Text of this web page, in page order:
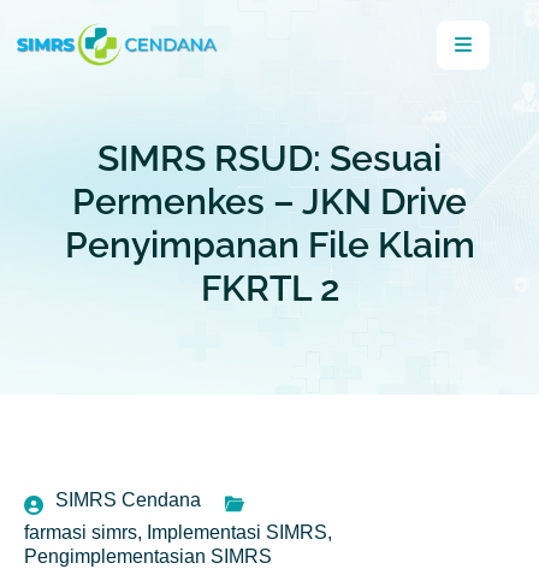
SIMRS RSUD: Sesuai
Permenkes – JKN Drive
Penyimpanan File Klaim
FKRTL 2
SIMRS Cendana
farmasi simrs, Implementasi SIMRS,
Pengimplementasian SIMRS